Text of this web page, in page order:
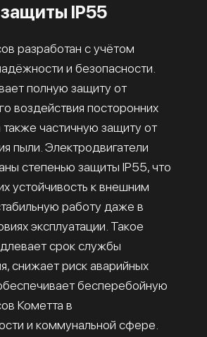
IP55
разработан с учётом
и безопасности.
полную защиту от
воздействия посторонних
частичную защиту от
пыли. Электродвигатели
степенью защиты IP55, что
устойчивость к внешним
работу даже в
эксплуатации. Такое
срок службы
снижает риск аварийных
бесперебойную
Кометта в
и коммунальной сфере.